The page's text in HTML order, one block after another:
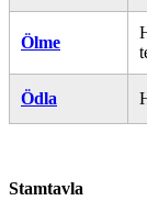
Ölme
Ödla
Stamtavla